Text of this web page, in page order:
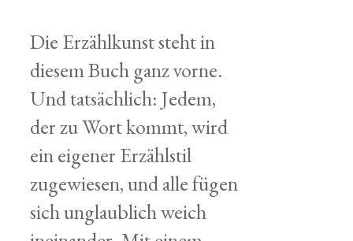
Die Erzählkunst steht in
diesem Buch ganz vorne.
Und tatsächlich: Jedem,
der zu Wort kommt, wird
ein eigener Erzählstil
zugewiesen, und alle fügen
sich unglaublich weich